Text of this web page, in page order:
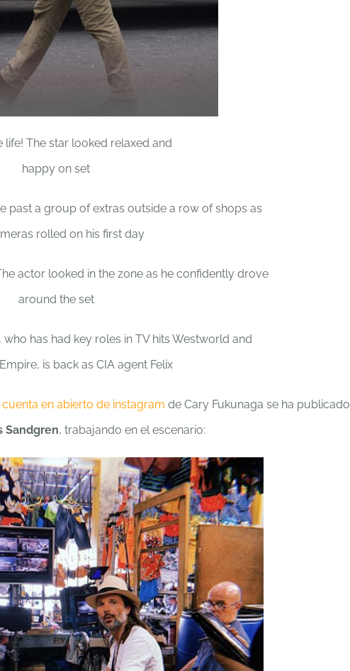
en abierto de instagram de Cary Fukunaga se ha publicado
Sandgren, trabajando en el escenario: